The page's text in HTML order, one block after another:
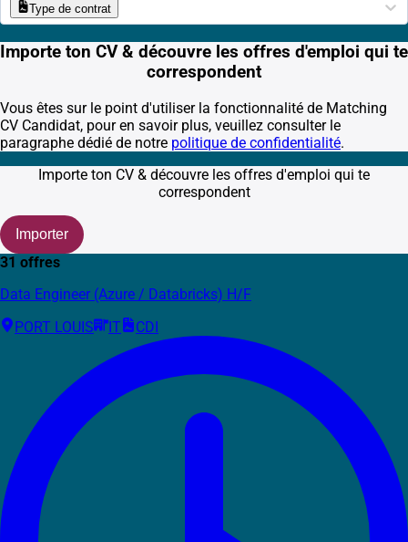
Type de contrat
Importe ton CV & découvre les offres d'emploi qui te
correspondent
Vous êtes sur le point d'utiliser la fonctionnalité de Matching
CV Candidat, pour en savoir plus, veuillez consulter le
paragraphe dédié de notre politique de confidentialité.
Importe ton CV & découvre les offres d'emploi qui te
correspondent
Importer
31 offres
Data Engineer (Azure / Databricks) H/F
PORT LOUIS
IT CDI